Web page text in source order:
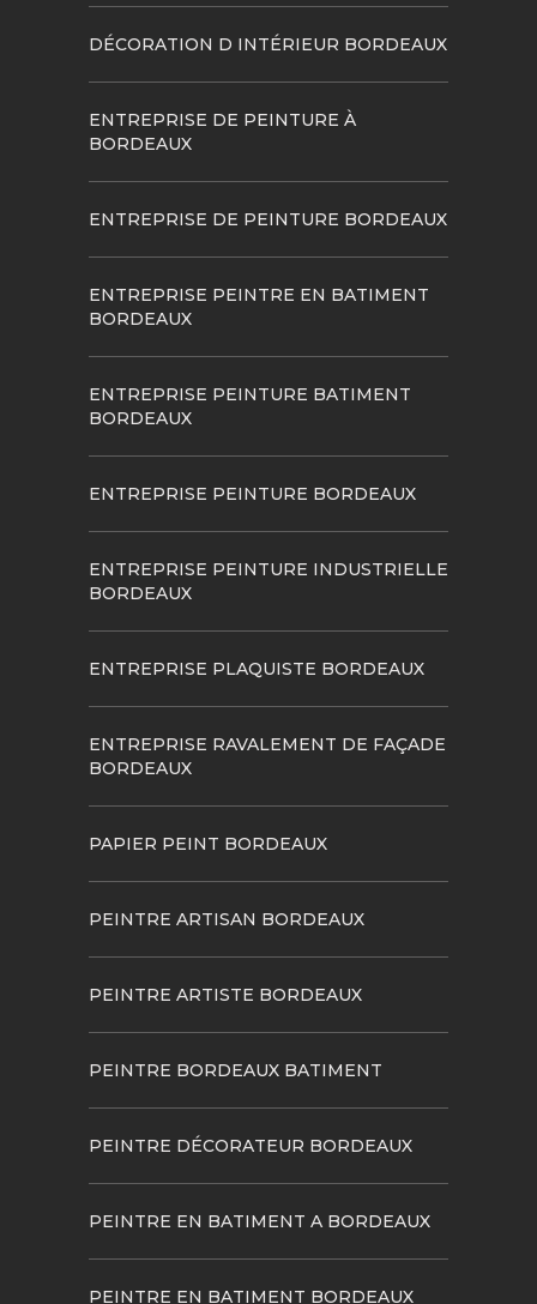
DÉCORATION D INTÉRIEUR BORDEAUX
ENTREPRISE DE PEINTURE À
BORDEAUX
ENTREPRISE DE PEINTURE BORDEAUX
ENTREPRISE PEINTRE EN BATIMENT
BORDEAUX
ENTREPRISE PEINTURE BATIMENT
BORDEAUX
ENTREPRISE PEINTURE BORDEAUX
ENTREPRISE PEINTURE INDUSTRIELLE
BORDEAUX
ENTREPRISE PLAQUISTE BORDEAUX
ENTREPRISE RAVALEMENT DE FAÇADE
BORDEAUX
PAPIER PEINT BORDEAUX
PEINTRE ARTISAN BORDEAUX
PEINTRE ARTISTE BORDEAUX
PEINTRE BORDEAUX BATIMENT
PEINTRE DÉCORATEUR BORDEAUX
PEINTRE EN BATIMENT A BORDEAUX
PEINTRE EN BATIMENT BORDEAUX